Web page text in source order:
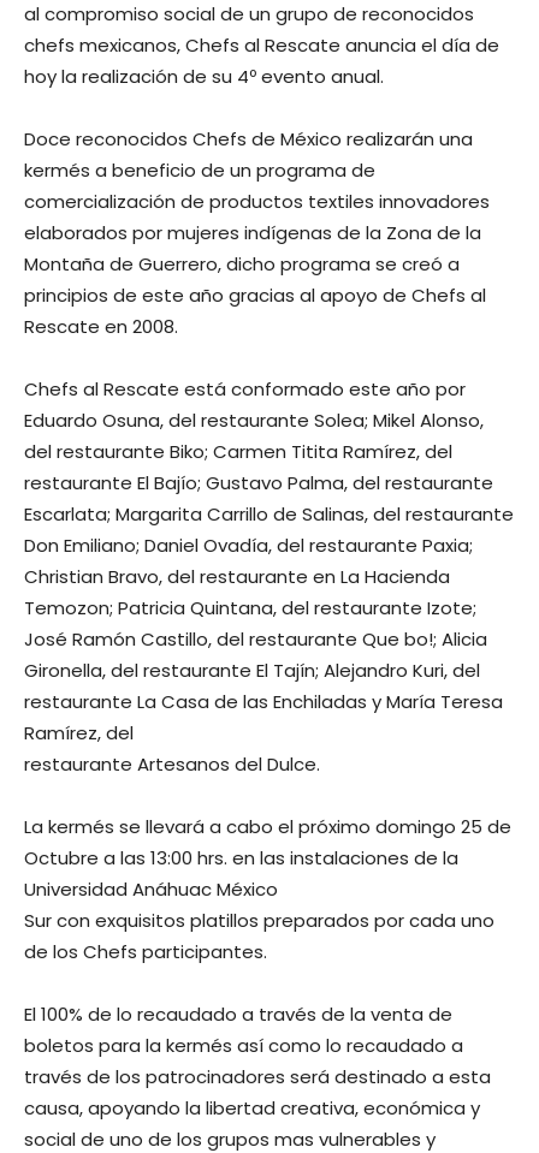
al compromiso social de un grupo de reconocidos
chefs mexicanos, Chefs al Rescate anuncia el día de
hoy la realización de su 4º evento anual.
Doce reconocidos Chefs de México realizarán una
kermés a beneficio de un programa de
comercialización de productos textiles innovadores
elaborados por mujeres indígenas de la Zona de la
Montaña de Guerrero, dicho programa se creó a
principios de este año gracias al apoyo de Chefs al
Rescate en 2008.
Chefs al Rescate está conformado este año por
Eduardo Osuna, del restaurante Solea; Mikel Alonso,
del restaurante Biko; Carmen Titita Ramírez, del
restaurante El Bajío; Gustavo Palma, del restaurante
Escarlata; Margarita Carrillo de Salinas, del restaurante
Don Emiliano; Daniel Ovadía, del restaurante Paxia;
Christian Bravo, del restaurante en La Hacienda
Temozon; Patricia Quintana, del restaurante Izote;
José Ramón Castillo, del restaurante Que bo!; Alicia
Gironella, del restaurante El Tajín; Alejandro Kuri, del
restaurante La Casa de las Enchiladas y María Teresa
Ramírez, del
restaurante Artesanos del Dulce.
La kermés se llevará a cabo el próximo domingo 25 de
Octubre a las 13:00 hrs. en las instalaciones de la
Universidad Anáhuac México
Sur con exquisitos platillos preparados por cada uno
de los Chefs participantes.
El 100% de lo recaudado a través de la venta de
boletos para la kermés así como lo recaudado a
través de los patrocinadores será destinado a esta
causa, apoyando la libertad creativa, económica y
social de uno de los grupos mas vulnerables y